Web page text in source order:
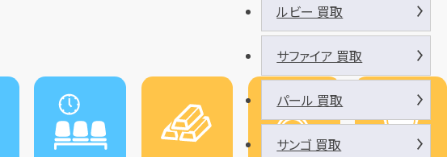
ルビー 買取
サファイア 買取
パール 買取
サンゴ 買取